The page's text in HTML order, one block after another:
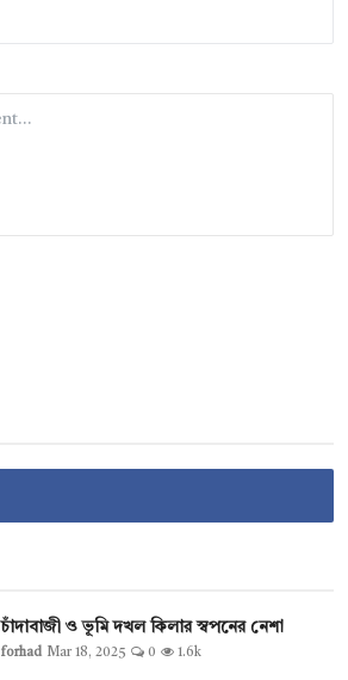
চাঁদাবাজী ও ভূমি দখল কিলার স্বপনের নেশা
forhad Mar 18, 2025 0 1.6k